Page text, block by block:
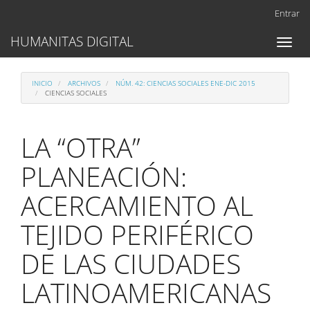
Contenido
principal
lateral
Entrar
Toggle
HUMANITAS DIGITAL
INICIO ARCHIVOS
NÚM. 42: CIENCIAS SOCIALES ENE-DIC 2015
CIENCIAS SOCIALES
LA “OTRA”
PLANEACIÓN:
ACERCAMIENTO AL
TEJIDO PERIFÉRICO
DE LAS CIUDADES
LATINOAMERICANAS